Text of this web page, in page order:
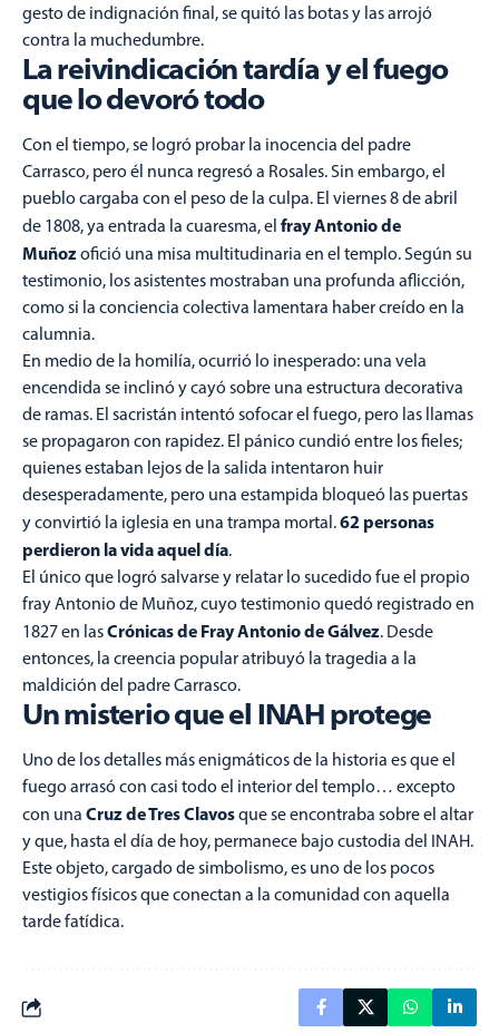
gesto de indignación final, se quitó las botas y las arrojó
contra la muchedumbre.
La reivindicación tardía y el fuego
que lo devoró todo
Con el tiempo, se logró probar la inocencia del padre
Carrasco, pero él nunca regresó a Rosales. Sin embargo, el
pueblo cargaba con el peso de la culpa. El viernes 8 de abril
de 1808, ya entrada la cuaresma, el fray Antonio de
Muñozofició una misa multitudinaria en el templo. Según su
testimonio, los asistentes mostraban una profunda aflicción,
como si la conciencia colectiva lamentara haber creído en la
calumnia.
En medio de la homilía, ocurrió lo inesperado: una vela
encendida se inclinó y cayó sobre una estructura decorativa
de ramas. El sacristán intentó sofocar el fuego, pero las llamas
se propagaron con rapidez. El pánico cundió entre los fieles;
quienes estaban lejos de la salida intentaron huir
desesperadamente, pero una estampida bloqueó las puertas
y convirtió la iglesia en una trampa mortal.62 personas
perdieron la vida aquel día.
El único que logró salvarse y relatar lo sucedido fue el propio
fray Antonio de Muñoz, cuyo testimonio quedó registrado en
1827 en lasCrónicas de Fray Antonio de Gálvez. Desde
entonces, la creencia popular atribuyó la tragedia a la
maldición del padre Carrasco.
Un misterio que el INAH protege
Uno de los detalles más enigmáticos de la historia es que el
fuego arrasó con casi todo el interior del templo… excepto
con una Cruz de Tres Clavosque se encontraba sobre el altar
y que, hasta el día de hoy, permanece bajo custodia del INAH.
Este objeto, cargado de simbolismo, es uno de los pocos
vestigios físicos que conectan a la comunidad con aquella
tarde fatídica.